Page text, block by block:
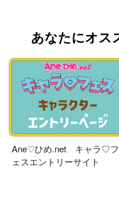
あなたにオス
Ane♡ひめ.net キャラ♡フ
ェスエントリーサイト